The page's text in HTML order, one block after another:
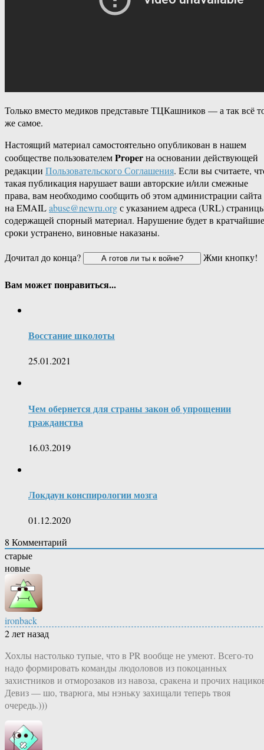
Только вместо медиков представьте ТЦКашников — а так всё
же самое.
Настоящий материал самостоятельно опубликован в нашем
сообществе пользователемProperна основании действующей
редакции Пользовательского Соглашения. Если вы считаете,
такая публикация нарушает ваши авторские и/или смежные
права, вам необходимо сообщить об этом администрации сайта
на EMAILabuse@newru.orgс указанием адреса (URL)
содержащей спорный материал. Нарушение будет в кратчайшие
сроки устранено, виновные наказаны.
Дочитал до конца?
Жми кнопку!
Вам может понравиться...
Восстание школоты
25.01.2021
Чем обернется для страны закон об упрощении
гражданства
16.03.2019
Локдаун конспирологии мозга
01.12.2020
8 Комментарий
старые
новые
ironback
2 лет назад
Хохлы настолько тупые, что в PR вообще не умеют. Всего-то
надо формировать команды людоловов из покоцанных
захистников и отморозаков из навоза, сракена и прочих
Девиз — шо, тварюга, мы нэньку захищали теперь твоя
очередь.)))